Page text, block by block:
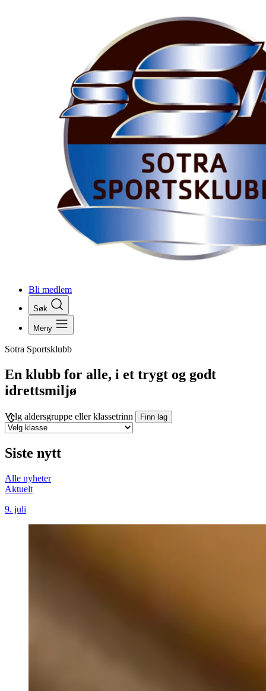
Bli medlem
Søk
Meny
Sotra Sportsklubb
En klubb for alle, i et trygt og godt
idrettsmiljø
Velg aldersgruppe eller klassetrinn Finn lag
Siste nytt
Alle nyheter
Aktuelt
9. juli